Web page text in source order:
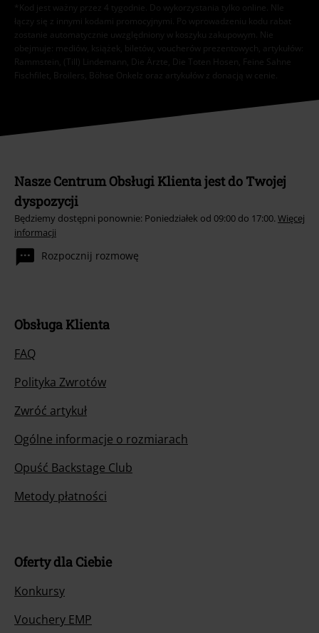
*Kod jest ważny przez 4 tygodnie. Do wykorzystania tylko online. NIe
łączy się z innymi kodami promocyjnymi. Po wprowadzeniu kodu rabat
zostanie automatycznie uwzględniony w koszyku zakupowym. Nie
obejmuje: mediów, książek, biletów, voucherów prezentowych, artykułów:
Rammstein, (Till) Lindemann, Die Ärzte, Die Toten Hosen, Feine Sahne
Fischfilet, Broilers, Böhse Onkelz oraz artykułów z donacją w cenie.
Nasze Centrum Obsługi Klienta jest do Twojej
dyspozycji
Będziemy dostępni ponownie: Poniedziałek od 09:00 do 17:00. Więcej
informacji
Rozpocznij rozmowę
Obsługa Klienta
FAQ
Polityka Zwrotów
Zwróć artykuł
Ogólne informacje o rozmiarach
Opuść Backstage Club
Metody płatności
Oferty dla Ciebie
Konkursy
Vouchery EMP